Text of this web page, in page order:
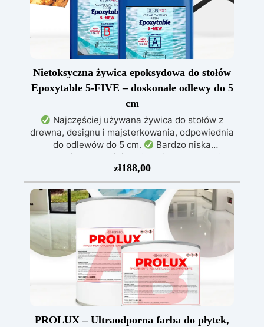
Nietoksyczna żywica epoksydowa do stołów
Epoxytable 5-FIVE – doskonałe odlewy do 5
cm
Najczęściej używana żywica do stołów z
drewna, designu i majsterkowania, odpowiednia
do odlewów do 5 cm.
Bardzo niska
egzotermia zapewniająca bezpieczną pracę bez
Odporna na zarysowania i
żółknięcie dzięki filtrom UV i wysokiej jakości
mechanicznej.
Niska lepkość, eliminująca
pęcherzyki powietrza i zapewniająca gładkie
wykończenie.
Bezpieczna i nietoksyczna,
wolna od BPA/VOC, certyfikowana do
długotrwałego kontaktu ze skórą.
zł188,00
PROLUX – Ultraodporna farba do płytek,